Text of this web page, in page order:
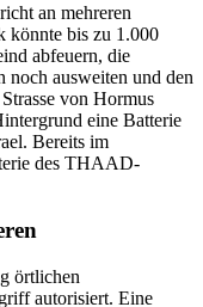
an mehreren
könnte bis zu 1.000
abfeuern, die
ausweiten und den
von Hormus
eine Batterie
Bereits im
des THAAD-
örtlichen
autorisiert. Eine